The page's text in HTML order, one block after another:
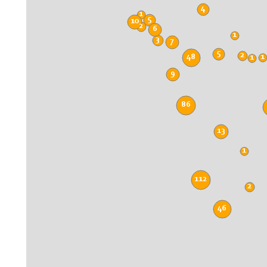
4
1
1
3
2
10
5
6
7
46
13
112
48
9
1
2
1
86
1
2
5